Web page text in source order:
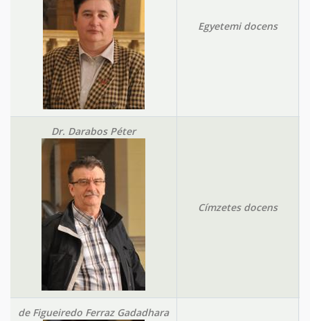
Egyetemi docens
Dr. Darabos Péter
Címzetes docens
de Figueiredo Ferraz Gadadhara